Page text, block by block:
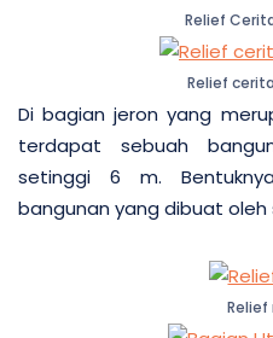
Relief
Relief
Di bagian jeron yang
terdapat sebuah
setinggi 6 m.
bangunan yang dibuat oleh
Relief